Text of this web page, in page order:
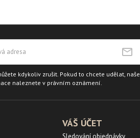
kdykoliv zrušit. Pokud to chcete udělat, naše
naleznete v právním oznámení.
VÁŠ ÚČET
Sledování objednávky